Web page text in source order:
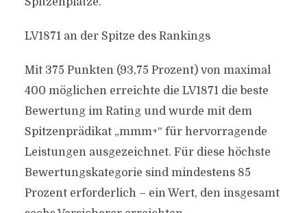
LV1871 an der Spitze des Rankings
Mit 375 Punkten (93,75 Prozent) von maximal
400 möglichen erreichte die LV1871 die beste
Bewertung im Rating und wurde mit dem
Spitzenprädikat „mmm+“ für hervorragende
Leistungen ausgezeichnet. Für diese höchste
Bewertungskategorie sind mindestens 85
Prozent erforderlich – ein Wert, den insgesamt